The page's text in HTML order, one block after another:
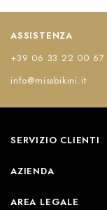
ASSISTENZA
+39 06 33 22 00 67
info@missbikini.it
SERVIZIO CLIENTI
AZIENDA
AREA LEGALE